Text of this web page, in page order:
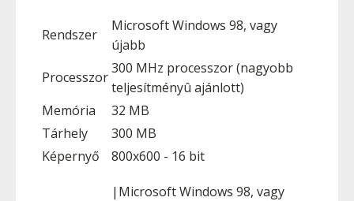
Rendszer
Microsoft Windows 98, vagy
újabb
Processzor
300 MHz processzor (nagyobb
teljesítményû ajánlott)
Memória
32 MB
Tárhely
300 MB
Képernyő
800x600 - 16 bit
|Microsoft Windows 98, vagy